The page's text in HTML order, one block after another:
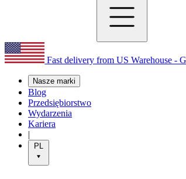
Fast delivery from US Warehouse -
Nasze marki
Blog
Przedsiębiorstwo
Wydarzenia
Kariera
|
PL